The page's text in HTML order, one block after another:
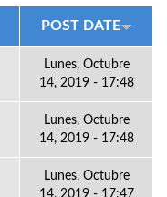
POST DATE
Lunes, Octubre
14, 2019 - 17:48
Lunes, Octubre
14, 2019 - 17:48
Lunes, Octubre
14, 2019 - 17:47